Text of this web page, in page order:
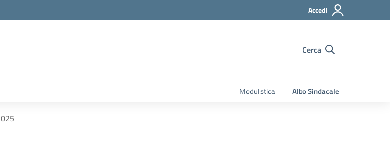
Accedi
Cerca
Modulistica Albo Sindacale